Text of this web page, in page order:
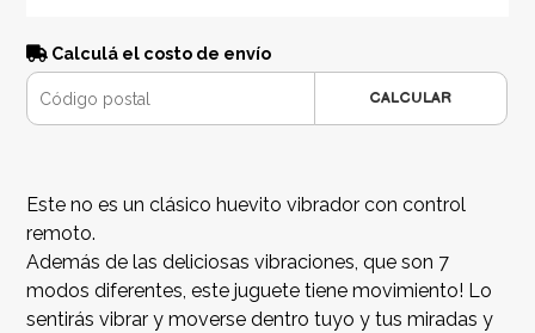
Calculá el costo de envío
CALCULAR
Este no es un clásico huevito vibrador con control
remoto.
Además de las deliciosas vibraciones, que son 7
modos diferentes, este juguete tiene movimiento! Lo
sentirás vibrar y moverse dentro tuyo y tus miradas y